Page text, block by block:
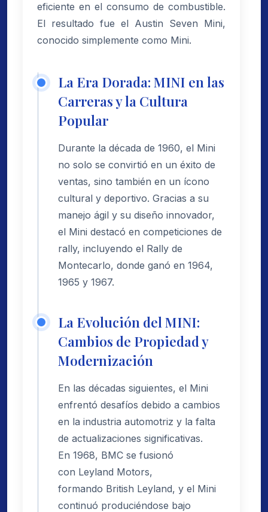
eficiente en el consumo de combustible.
El resultado fue el Austin Seven Mini,
conocido simplemente como Mini.
La Era Dorada: MINI en las
Carreras y la Cultura
Popular
Durante la década de 1960, el Mini
no solo se convirtió en un éxito de
ventas, sino también en un ícono
cultural y deportivo. Gracias a su
manejo ágil y su diseño innovador,
el Mini destacó en competiciones de
rally, incluyendo el Rally de
Montecarlo, donde ganó en 1964,
1965 y 1967.
La Evolución del MINI:
Cambios de Propiedad y
Modernización
En las décadas siguientes, el Mini
enfrentó desafíos debido a cambios
en la industria automotriz y la falta
de actualizaciones significativas.
En 1968, BMC se fusionó
con Leyland Motors,
formando British Leyland, y el Mini
continuó produciéndose bajo